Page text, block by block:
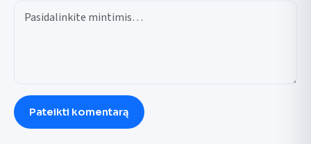
Pateikti komentarą